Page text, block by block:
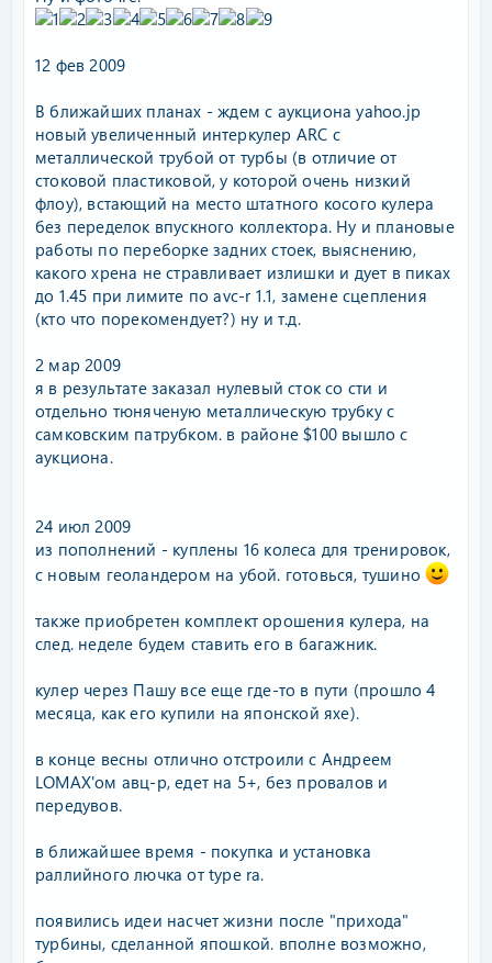
12 фев 2009
В ближайших планах - ждем с аукциона yahoo.jp
новый увеличенный интеркулер ARC с
металлической трубой от турбы (в отличие от
стоковой пластиковой, у которой очень низкий
флоу), встающий на место штатного косого кулера
без переделок впускного коллектора. Ну и плановые
работы по переборке задних стоек, выяснению,
какого хрена не стравливает излишки и дует в пиках
до 1.45 при лимите по avc-r 1.1, замене сцепления
(кто что порекомендует?) ну и т.д.
2 мар 2009
я в результате заказал нулевый сток со сти и
отдельно тюняченую металлическую трубку с
самковским патрубком. в районе $100 вышло с
аукциона.
24 июл 2009
из пополнений - куплены 16 колеса для тренировок,
с новым геоландером на убой. готовься, тушино
также приобретен комплект орошения кулера, на
след. неделе будем ставить его в багажник.
кулер через Пашу все еще где-то в пути (прошло 4
месяца, как его купили на японской яхе).
в конце весны отлично отстроили с Андреем
LOMAX'ом авц-р, едет на 5+, без провалов и
передувов.
в ближайшее время - покупка и установка
раллийного лючка от type ra.
появились идеи насчет жизни после "прихода"
турбины, сделанной япошкой. вполне возможно,